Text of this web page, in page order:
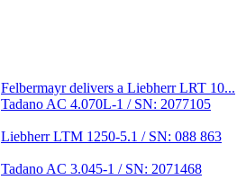
Felbermayr delivers a Liebherr LRT 10...
Tadano AC 4.070L-1 / SN: 2077105
Liebherr LTM 1250-5.1 / SN: 088 863
Tadano AC 3.045-1 / SN: 2071468